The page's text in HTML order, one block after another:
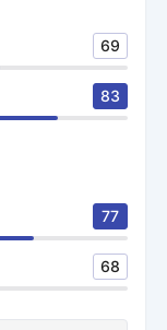
69
83
77
68